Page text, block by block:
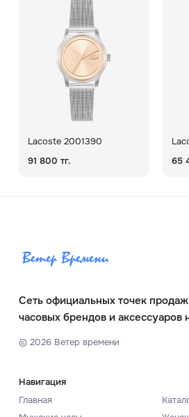
Lacoste 2001390
91 800 тг.
65
Сеть официальных точек
часовых брендов и аксессуаров
© 2026Ветер времени
Навигация
Главная